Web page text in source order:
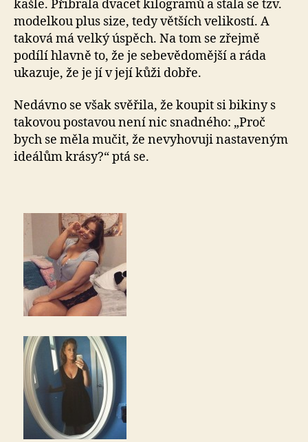
kašle. Přibrala dvacet kilogramů a stala se tzv.
modelkou plus size, tedy větších velikostí. A
taková má velký úspěch. Na tom se zřejmě
podílí hlavně to, že je sebevědomější a ráda
ukazuje, že je jí v její kůži dobře.
Nedávno se však svěřila, že koupit si bikiny s
takovou postavou není nic snadného: „Proč
bych se měla mučit, že nevyhovuji nastaveným
ideálům krásy?“ ptá se.